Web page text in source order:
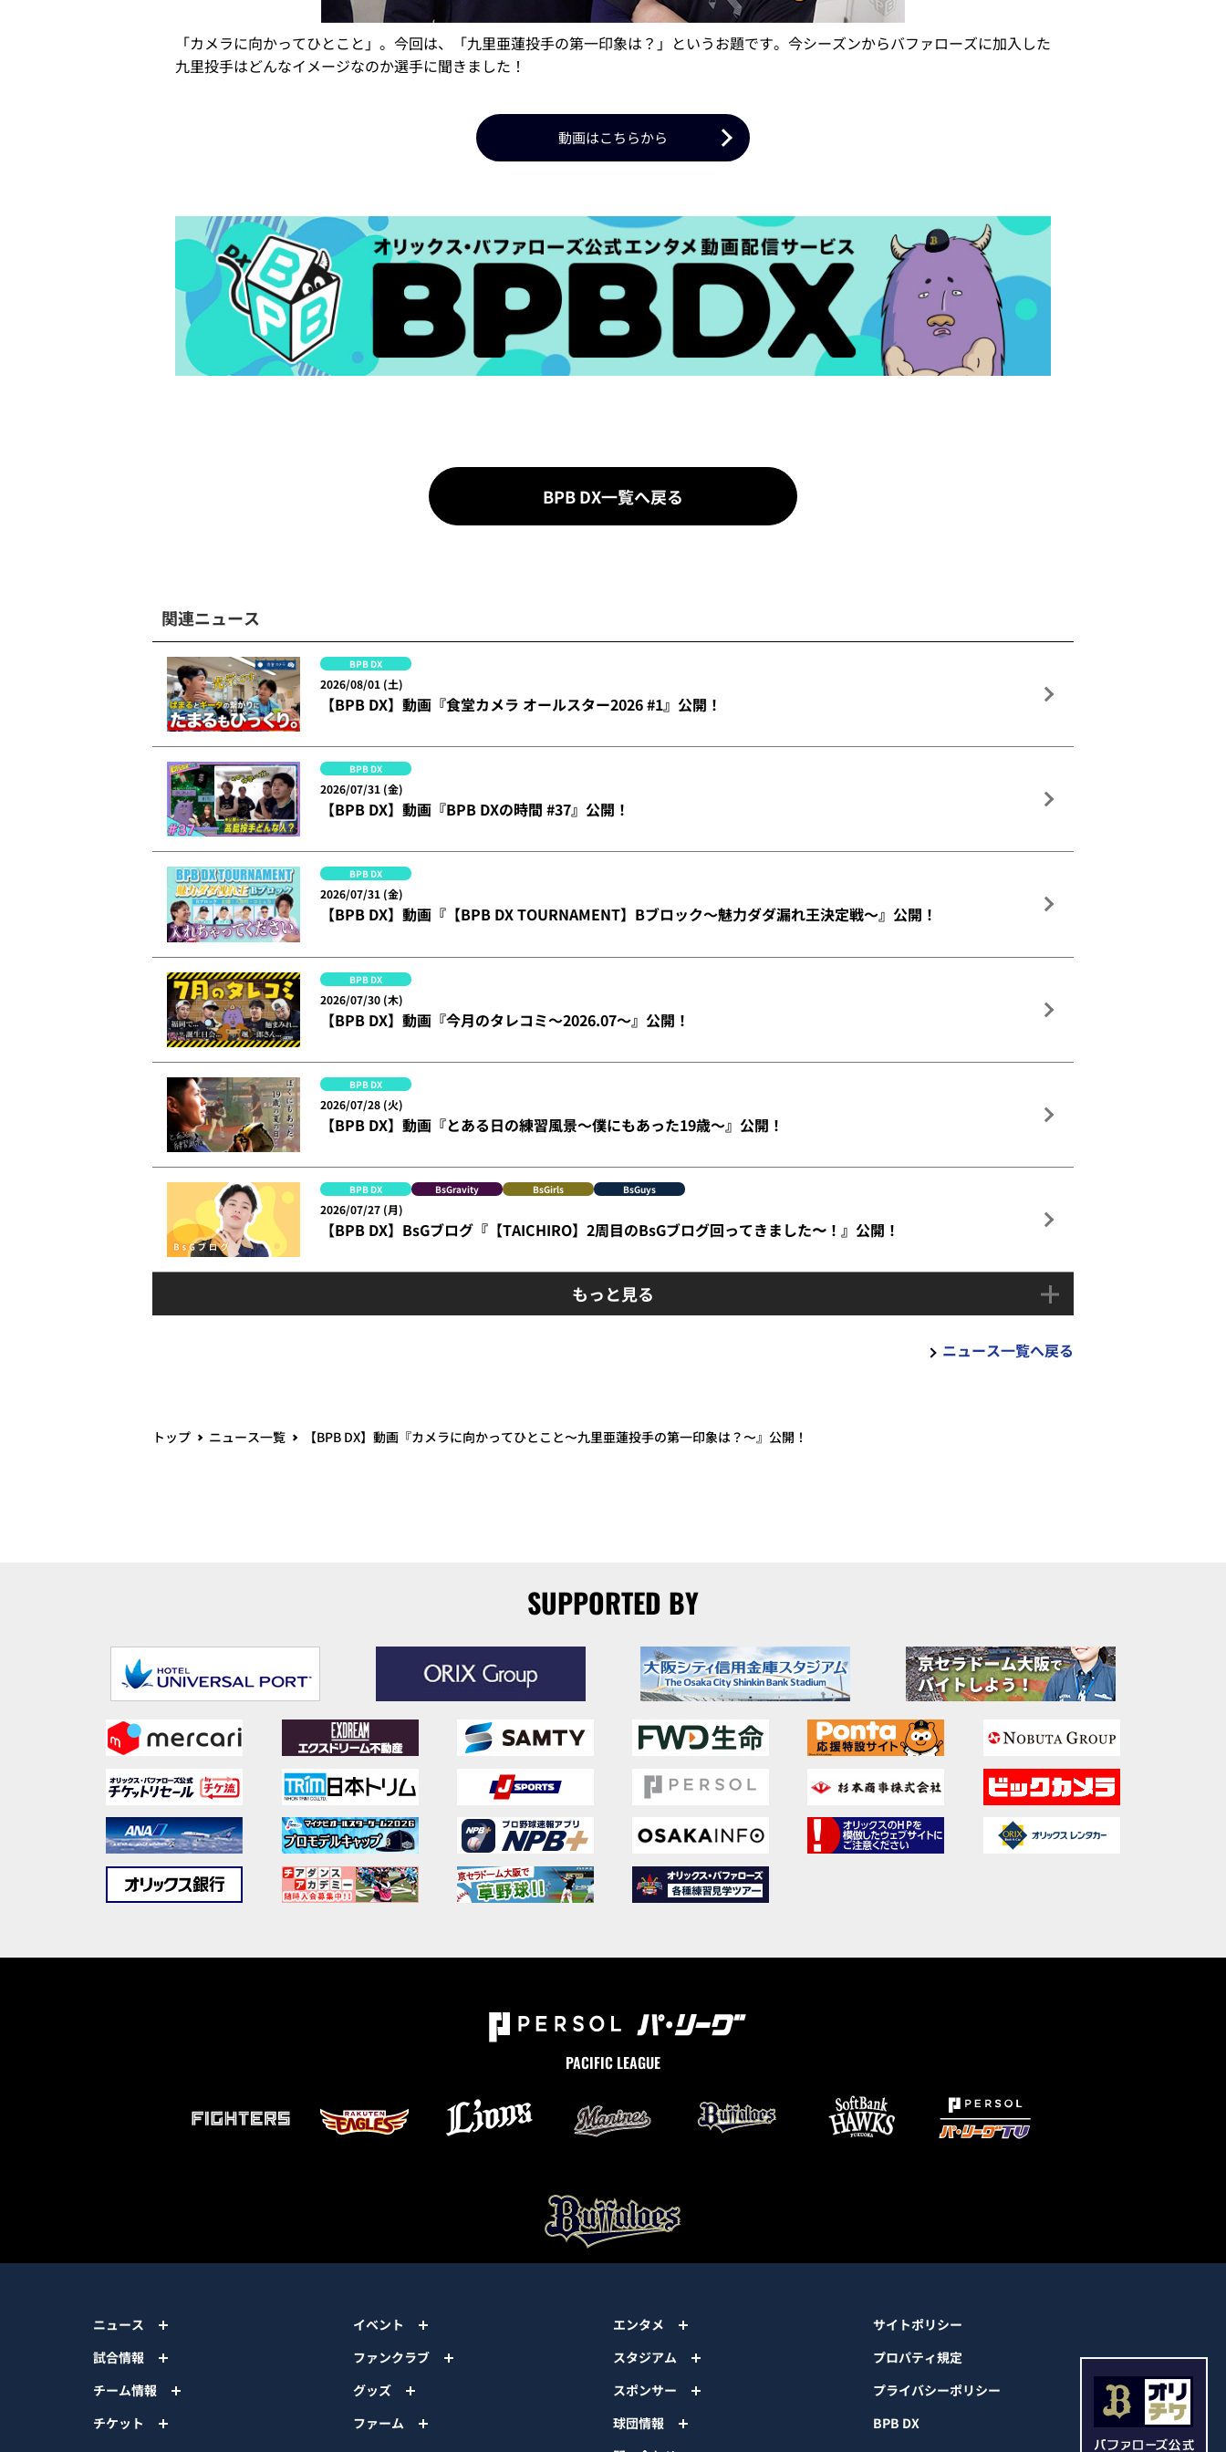
「カメラに向かってひとこと」。今回は、「九里亜蓮投手の第一印象は？」というお題です。今シーズンからバファローズに加入した
九里投手はどんなイメージなのか選手に聞きました！
動画はこちらから
BPB DX一覧へ戻る
関連ニュース
BPB DX
2026/08/01 (土)
【BPB DX】動画『食堂カメラ オールスター2026 #1』公開！
BPB DX
2026/07/31 (金)
【BPB DX】動画『BPB DXの時間 #37』公開！
BPB DX
2026/07/31 (金)
【BPB DX】動画『【BPB DX TOURNAMENT】Bブロック～魅力ダダ漏れ王決定戦～』公開！
BPB DX
2026/07/30 (木)
【BPB DX】動画『今月のタレコミ～2026.07～』公開！
BPB DX
2026/07/28 (火)
【BPB DX】動画『とある日の練習風景～僕にもあった19歳～』公開！
BPB DX BsGravity BsGirls BsGuys
2026/07/27 (月)
【BPB DX】BsGブログ『【TAICHIRO】2周目のBsGブログ回ってきました〜！』公開！
もっと見る
ニュース一覧へ戻る
トップ ニュース一覧 【BPB DX】動画『カメラに向かってひとこと〜九里亜蓮投手の第一印象は？〜』公開！
SUPPORTED BY
PACIFIC LEAGUE
ニュース
試合情報
チーム情報
チケット
イベント
ファンクラブ
グッズ
ファーム
エンタメ
スタジアム
スポンサー
球団情報
サイトポリシー
プロパティ規定
プライバシーポリシー
BPB DX